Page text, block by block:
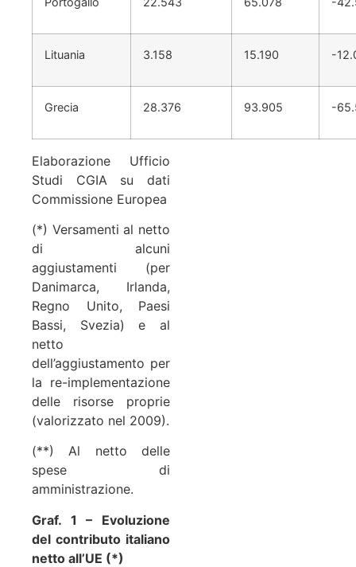
Lituania 3.158 15.190 -
Grecia 28.376 93.905 -
Elaborazione Ufficio
Studi CGIA su dati
Commissione Europea
(*) Versamenti al netto
di alcuni
aggiustamenti (per
Danimarca, Irlanda,
Regno Unito, Paesi
Bassi, Svezia) e al
netto
dell’aggiustamento per
la re-implementazione
delle risorse proprie
(valorizzato nel 2009).
(**) Al netto delle
spese di
amministrazione.
Graf. 1 – Evoluzione
del contributo italiano
netto all’UE (*)